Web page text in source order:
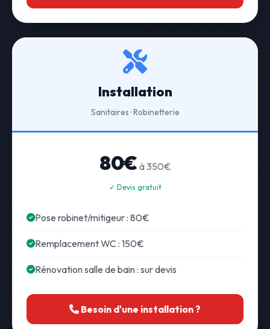
Installation
Sanitaires · Robinetterie
80€ à 350€
✓ Devis gratuit
Pose robinet/mitigeur : 80€
Remplacement WC : 150€
Rénovation salle de bain : sur devis
Besoin d'une installation ?